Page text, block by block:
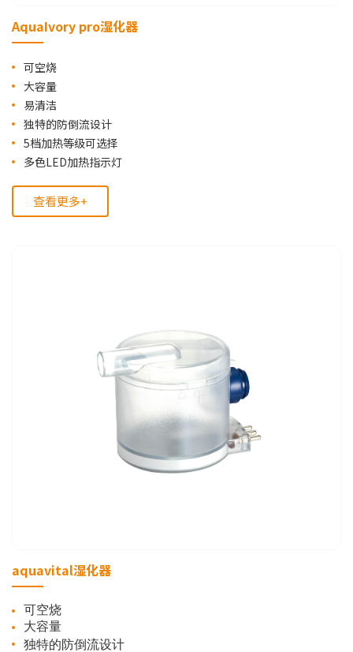
AquaIvory pro湿化器
可空烧
大容量
易清洁
独特的防倒流设计
5档加热等级可选择
多色LED加热指示灯
查看更多+
aquavital湿化器
可空烧
大容量
独特的防倒流设计